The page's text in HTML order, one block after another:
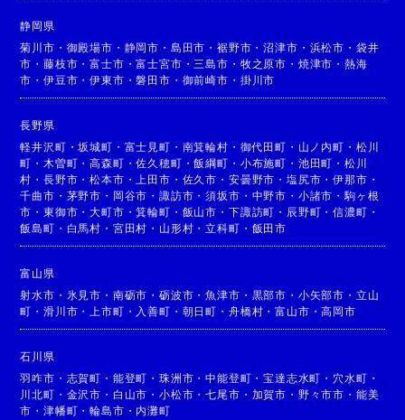
静岡県
菊川市 ・ 御殿場市 ・ 静岡市 ・ 島田市 ・裾野市 ・沼津市 ・ 浜松市 ・ 袋井
市 ・藤枝市 ・富士市 ・富士宮市 ・ 三島市 ・ 牧之原市 ・ 焼津市 ・ 熱海
市 ・伊豆市 ・伊東市 ・磐田市 ・ 御前崎市 ・ 掛川市
長野県
軽井沢町 ・坂城町 ・ 富士見町 ・ 南箕輪村 ・ 御代田町 ・ 山ノ内町 ・ 松川
町 ・ 木曽町 ・高森町 ・佐久穂町 ・飯綱町 ・ 小布施町 ・ 池田町 ・ 松川
村 ・長野市 ・松本市 ・ 上田市 ・ 佐久市 ・ 安曇野市 ・ 塩尻市 ・伊那市 ・
千曲市 ・ 茅野市 ・ 岡谷市 ・諏訪市 ・須坂市 ・ 中野市 ・ 小諸市 ・ 駒ヶ根
市 ・東御市 ・大町市 ・箕輪町 ・ 飯山市 ・ 下諏訪町 ・ 辰野町 ・信濃町 ・
飯島町 ・ 白馬村 ・ 宮田村 ・ 山形村 ・立科町 ・ 飯田市
富山県
射水市 ・ 氷見市 ・ 南砺市 ・砺波市 ・魚津市 ・ 黒部市 ・ 小矢部市 ・ 立山
町 ・滑川市 ・ 上市町 ・ 入善町 ・ 朝日町 ・ 舟橋村 ・富山市 ・高岡市
石川県
羽咋市 ・ 志賀町 ・ 能登町 ・珠洲市 ・中能登町 ・宝達志水町 ・ 穴水町 ・
川北町 ・ 金沢市 ・ 白山市 ・小松市 ・七尾市 ・ 加賀市 ・ 野々市市 ・ 能美
市 ・津幡町 ・輪島市 ・ 内灘町